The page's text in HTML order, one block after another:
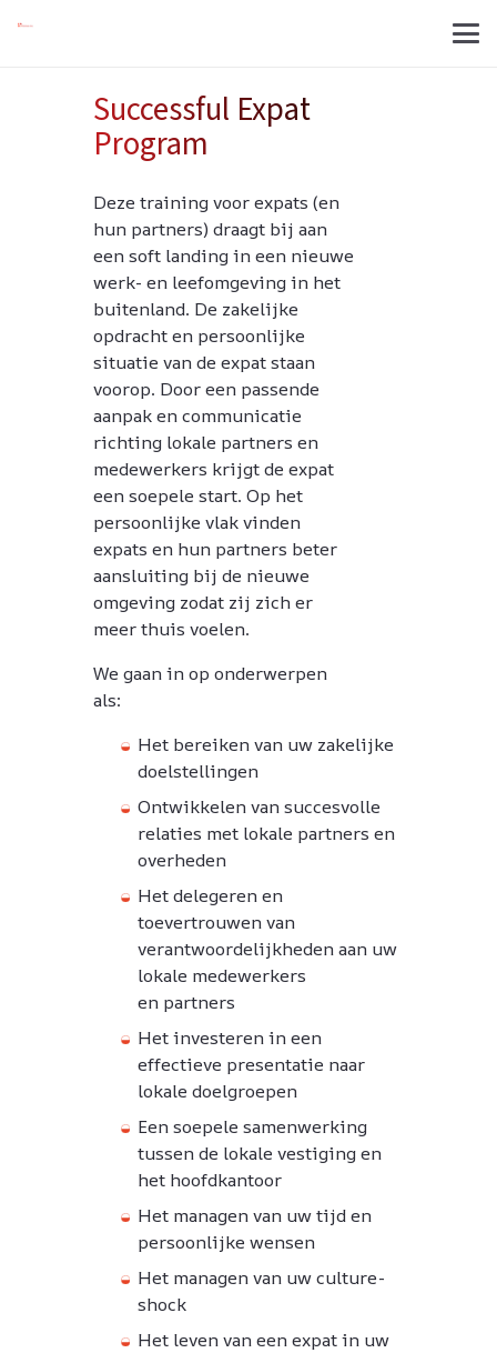
Successful Expat
Program
Deze training voor expats (en
hun partners) draagt bij aan
een soft landing in een nieuwe
werk- en leefomgeving in het
buitenland. De zakelijke
opdracht en persoonlijke
situatie van de expat staan
voorop. Door een passende
aanpak en communicatie
richting lokale partners en
medewerkers krijgt de expat
een soepele start. Op het
persoonlijke vlak vinden
expats en hun partners beter
aansluiting bij de nieuwe
omgeving zodat zij zich er
meer thuis voelen.
We gaan in op onderwerpen
als:
Het bereiken van uw zakelijke
doelstellingen
Ontwikkelen van succesvolle
relaties met lokale partners en
overheden
Het delegeren en
toevertrouwen van
verantwoordelijkheden aan uw
lokale medewerkers
en partners
Het investeren in een
effectieve presentatie naar
lokale doelgroepen
Een soepele samenwerking
tussen de lokale vestiging en
het hoofdkantoor
Het managen van uw tijd en
persoonlijke wensen
Het managen van uw culture-
shock
Het leven van een expat in uw